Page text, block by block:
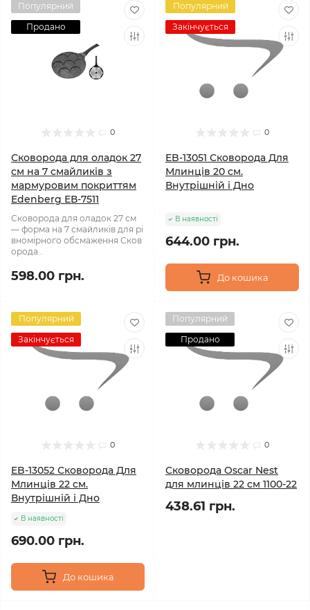
Популярний
Продано
0
Сковорода для оладок 27
см на 7 смайликів з
мармуровим покриттям
Edenberg ЕВ-7511
Сковорода для оладок 27 см
— форма на 7 смайликів для рі
вномірного обсмаження Сков
орода..
598.00 грн.
Популярний
Закінчується
0
EB-13051 Сковорода Для
Млинців 20 см.
Внутрішній і Дно
В наявності
644.00 грн.
До кошика
Популярний
Закінчується
0
EB-13052 Сковорода Для
Млинців 22 см.
Внутрішній і Дно
В наявності
690.00 грн.
До кошика
Популярний
Продано
0
Сковорода Oscar Nest
для млинців 22 см 1100-22
438.61 грн.